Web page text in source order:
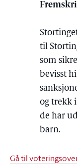
til
som
bevisst
og trekk
de har
barn.
Gå til